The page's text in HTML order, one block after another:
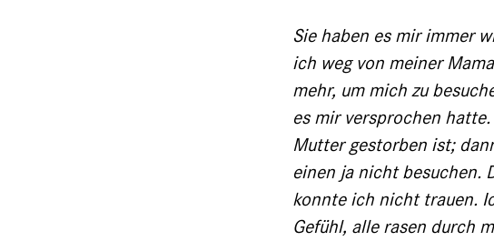
Sie haben es mir immer
ich weg von meiner
mehr, um mich zu
es mir versprochen
Mutter gestorben ist;
einen ja nicht besuchen.
konnte ich nicht trauen.
Gefühl, alle rasen durch